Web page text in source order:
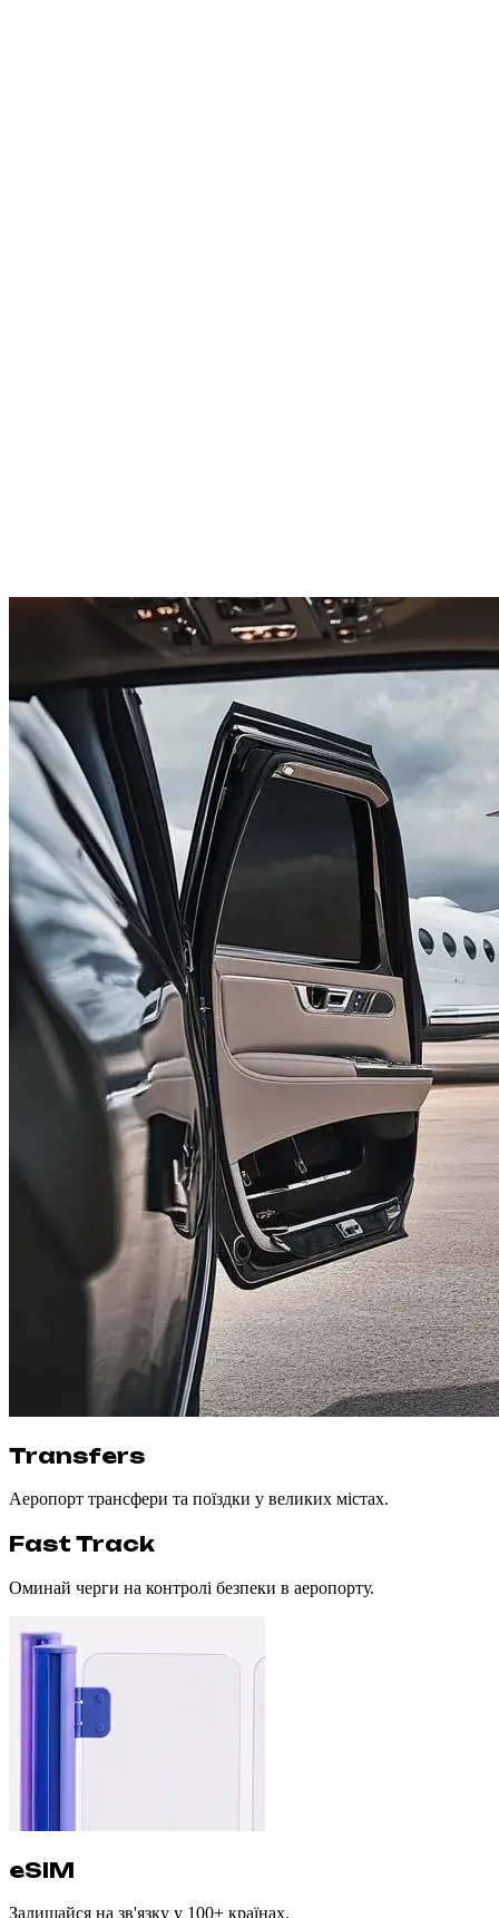
Transfers
Аеропорт трансфери та поїздки у великих містах.
Fast Track
Оминай черги на контролі безпеки в аеропорту.
eSIM
Залишайся на зв'язку у 100+ країнах.